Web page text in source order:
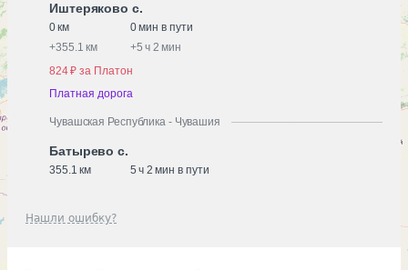
Иштеряково с.
0 км
0 мин в пути
+355.1 км +5 ч 2 мин
824 ₽ за Платон
Платная дорога
Чувашская Республика - Чувашия
Батырево с.
355.1 км 5 ч 2 мин в пути
Нашли ошибку?